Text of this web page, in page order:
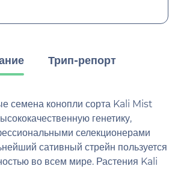
Трип-репорт
семена конопли сорта Kali Mist
генетику,
селекционерами
сативный стрейн пользуется
во всем мире. Растения Kali